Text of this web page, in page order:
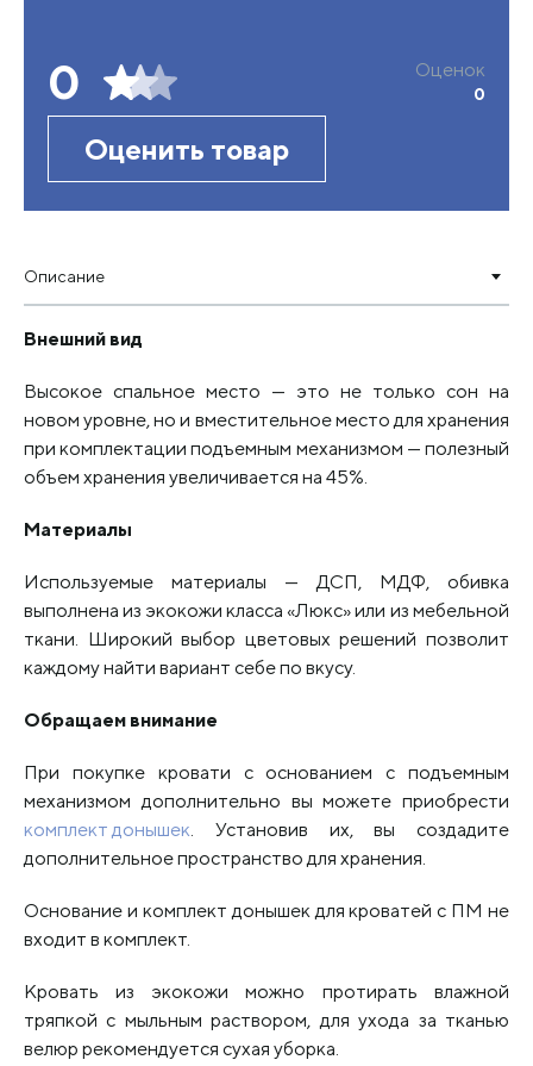
0 Оценок
0
Оценить товар
Описание
Внешний вид
Высокое спальное место — это не только сон на
новом уровне, но и вместительное место для хранения
при комплектации подъемным механизмом — полезный
объем хранения увеличивается на 45%.
Материалы
Используемые материалы — ДСП, МДФ, обивка
выполнена из экокожи класса «Люкс» или из мебельной
ткани. Широкий выбор цветовых решений позволит
каждому найти вариант себе по вкусу.
Обращаем внимание
При покупке кровати с основанием с подъемным
механизмом дополнительно вы можете приобрести
комплект донышек . Установив их, вы создадите
дополнительное пространство для хранения.
Основание и комплект донышек для кроватей с ПМ не
входит в комплект.
Кровать из экокожи можно протирать влажной
тряпкой с мыльным раствором, для ухода за тканью
велюр рекомендуется сухая уборка.